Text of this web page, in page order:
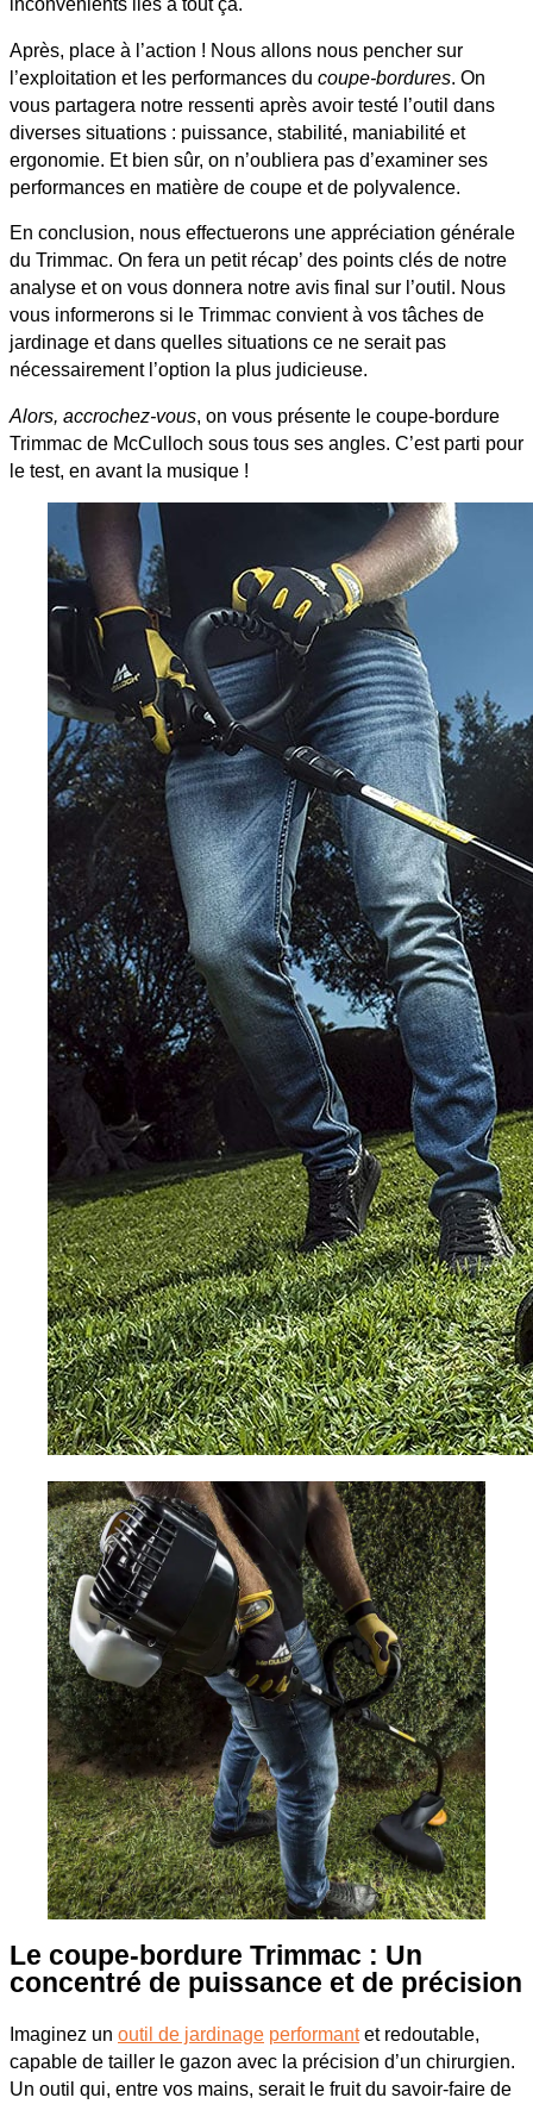
inconvénients liés à tout ça.
Après, place à l’action ! Nous allons nous pencher sur
l’exploitation et les performances du coupe-bordures. On
vous partagera notre ressenti après avoir testé l’outil dans
diverses situations : puissance, stabilité, maniabilité et
ergonomie. Et bien sûr, on n’oubliera pas d’examiner ses
performances en matière de coupe et de polyvalence.
En conclusion, nous effectuerons une appréciation générale
du Trimmac. On fera un petit récap’ des points clés de notre
analyse et on vous donnera notre avis final sur l’outil. Nous
vous informerons si le Trimmac convient à vos tâches de
jardinage et dans quelles situations ce ne serait pas
nécessairement l’option la plus judicieuse.
Alors, accrochez-vous, on vous présente le coupe-bordure
Trimmac de McCulloch sous tous ses angles. C’est parti pour
le test, en avant la musique !
Le coupe-bordure Trimmac : Un
concentré de puissance et de précision
Imaginez un outil de jardinage performantet redoutable,
capable de tailler le gazon avec la précision d’un chirurgien.
Un outil qui, entre vos mains, serait le fruit du savoir-faire de